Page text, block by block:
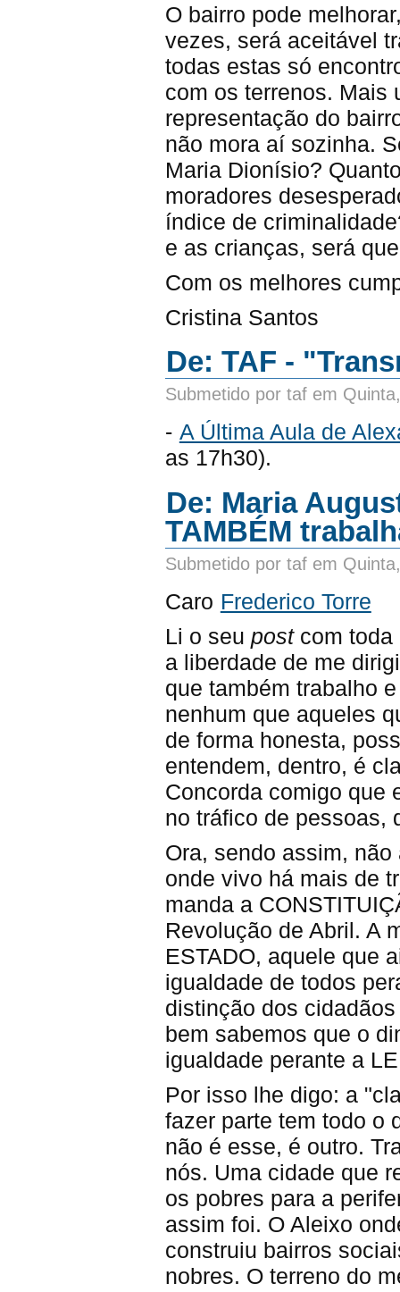
O bairro pode
vezes, será aceitável
todas estas só
com os terrenos. Mais
representação do
não mora aí sozinha.
Maria Dionísio?
moradores
índice de
e as crianças, será
Com os melhores
Cristina Santos
De: TAF -
Submetido por taf em
- A Última Aula de
as 17h30).
De: Maria
TAMBÉM
Submetido por taf em
Caro Frederico Torre
Li o seu postcom toda
a liberdade de me
que também trabalho
nenhum que aqueles
de forma honesta,
entendem, dentro, é
Concorda comigo que
no tráfico de pessoas,
Ora, sendo assim,
onde vivo há mais de
manda a
Revolução de Abril. A
ESTADO, aquele que
igualdade de todos
distinção dos
bem sabemos que o
igualdade perante a
Por isso lhe digo: a
fazer parte tem todo o
não é esse, é outro.
nós. Uma cidade que
os pobres para a
assim foi. O Aleixo
construiu bairros
nobres. O terreno do